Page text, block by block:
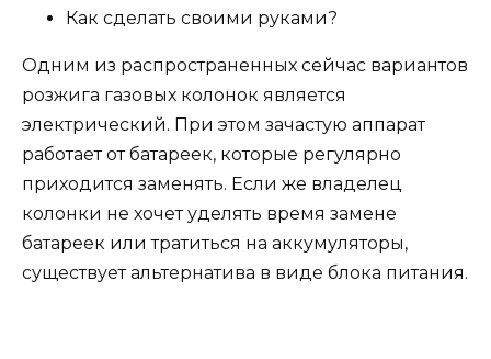
Как сделать своими руками?
Одним из распространенных сейчас вариантов
розжига газовых колонок является
электрический. При этом зачастую аппарат
работает от батареек, которые регулярно
приходится заменять. Если же владелец
колонки не хочет уделять время замене
батареек или тратиться на аккумуляторы,
существует альтернатива в виде блока питания.